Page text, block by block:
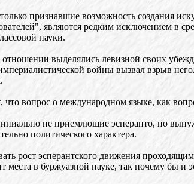
признавшие возможность создания
являются редким исключением в
науки.
выделялись левизной своих
войны вызвал взрыв
вопрос о международном языке, как
не приемлющие эсперанто, но
политического характера.
рост эсперантского движения
места в буржуазной науке, так почему бы